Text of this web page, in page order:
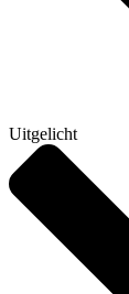
Uitgelicht